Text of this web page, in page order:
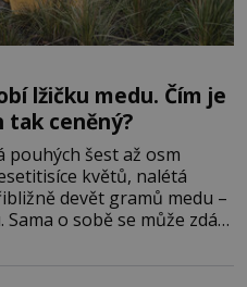
lžičku medu. Čím je
tak ceněný?
pouhých šest až osm
květů, nalétá
devět gramů medu –
o sobě se může zdát